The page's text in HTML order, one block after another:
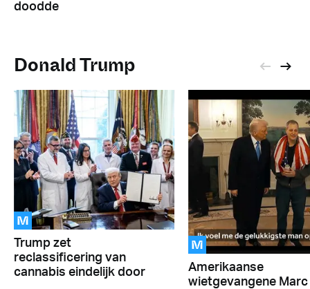
doodde
Donald Trump
M
Trump zet
reclassificering van
cannabis eindelijk door
M
Amerikaanse
wietgevangene Marc